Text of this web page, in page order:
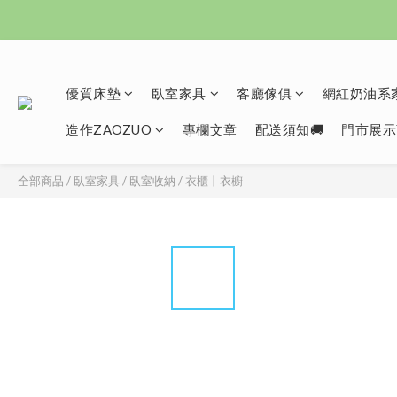
優質床墊 臥室家具 客廳傢俱 網紅奶油
造作ZAOZUO 專欄文章 配送須知🚚 門市展
全部商品 / 臥室家具 / 臥室收納 /衣櫃丨衣櫥